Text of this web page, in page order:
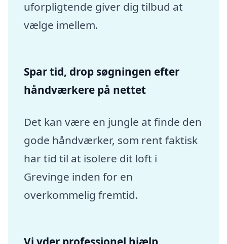
uforpligtende giver dig tilbud at
vælge imellem.
Spar tid, drop søgningen efter
håndværkere på nettet
Det kan være en jungle at finde den
gode håndværker, som rent faktisk
har tid til at isolere dit loft i
Grevinge inden for en
overkommelig fremtid.